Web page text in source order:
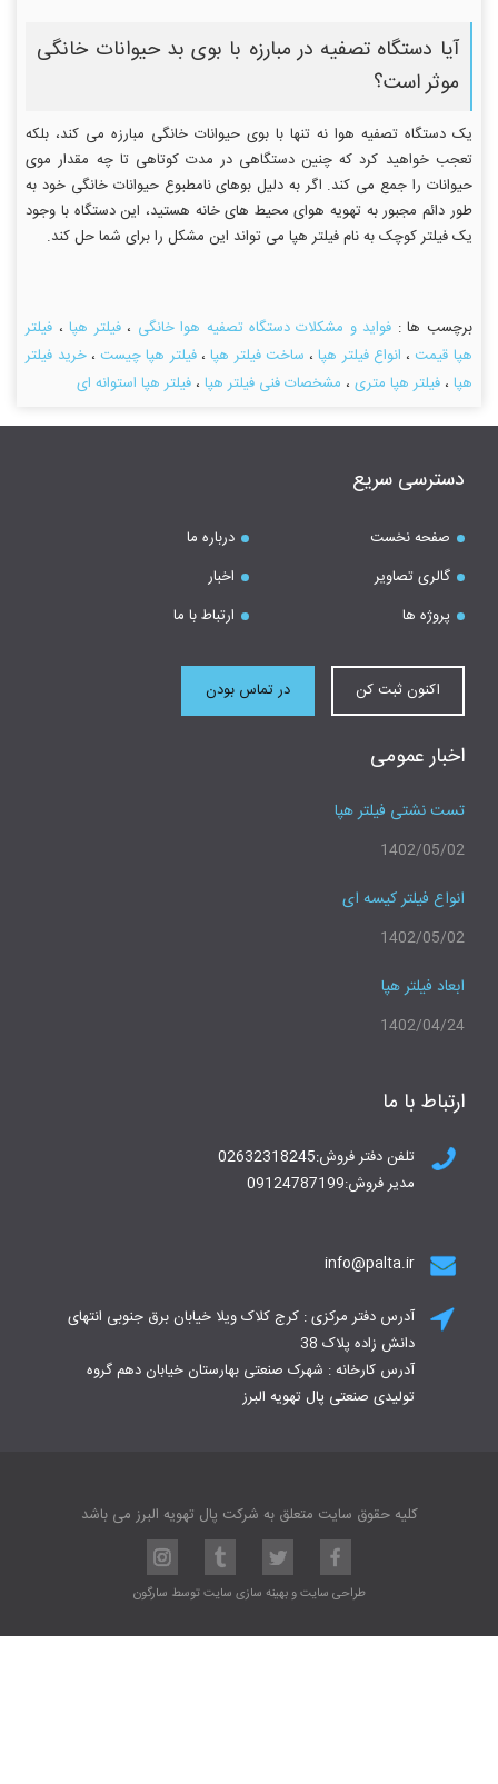
آیا دستگاه تصفیه در مبارزه با بوی بد حیوانات خانگی
موثر است؟
یک دستگاه تصفیه هوا نه تنها با بوی حیوانات خانگی مبارزه می کند، بلکه
تعجب خواهید کرد که چنین دستگاهی در مدت کوتاهی تا چه مقدار موی
حیوانات را جمع می کند. اگر به دلیل بوهای نامطبوع حیوانات خانگی خود به
طور دائم مجبور به تهویه هوای محیط های خانه هستید، این دستگاه با وجود
یک فیلتر کوچک به نام فیلتر هپا می تواند این مشکل را برای شما حل کند.
برچسب ها : فواید و مشکلات دستگاه تصفیه هوا خانگی ،فیلتر هپا، فیلتر
هپا قیمت ، انواع فیلتر هپا، ساخت فیلتر هپا،فیلتر هپا چیست ،خرید فیلتر
هپا ،فیلتر هپا متری ، مشخصات فنی فیلتر هپا ،فیلتر هپا استوانه ای
دسترسی سریع
صفحه نخست
درباره ما
گالری تصاویر
اخبار
پروژه ها
ارتباط با ما
اکنون ثبت کن در تماس بودن
اخبار عمومی
تست نشتی فیلتر هپا
1402/05/02
انواع فیلتر کیسه ای
1402/05/02
ابعاد فیلتر هپا
1402/04/24
ارتباط با ما
تلفن دفتر فروش:02632318245
مدیر فروش:09124787199
info@palta.ir
آدرس دفتر مرکزی : کرج کلاک ویلا خیابان برق جنوبی انتهای
دانش زاده پلاک 38
آدرس کارخانه : شهرک صنعتی بهارستان خیابان دهم گروه
تولیدی صنعتی پال تهویه البرز
کلیه حقوق سایت متعلق به شرکت پال تهویه البرز می باشد
طراحی سایتوبهینه سازی سایتتوسط سارگون